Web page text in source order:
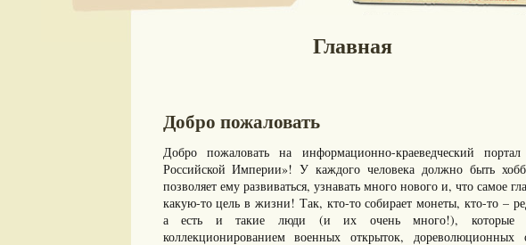
Главная
Добро пожаловать
Добро пожаловать на информационно-краеведческий
Российской Империи»! У каждого человека должно быть
позволяет ему развиваться, узнавать много нового и, что самое
какую-то цель в жизни! Так, кто-то собирает монеты, кто-то –
а есть и такие люди (и их очень много!), которые
коллекционированием военных открыток, дореволюционных